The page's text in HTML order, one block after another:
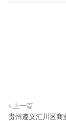
上一篇
贵州遵义汇川区商